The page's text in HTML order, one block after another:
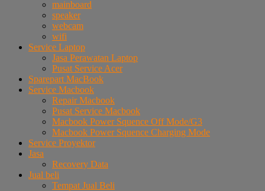
mainboard
speaker
webcam
wifi
Service Laptop
Jasa Perawatan Laptop
Pusat Service Acer
Sparepart MacBook
Service Macbook
Repair Macbook
Pusat Service Macbook
Macbook Power Squence Off Mode/G3
Macbook Power Squence Charging Mode
Service Proyektor
Jasa
Recovery Data
Jual beli
Tempat Jual Beli